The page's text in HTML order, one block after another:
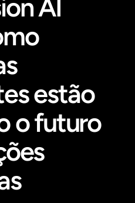
AI
estão
o futuro